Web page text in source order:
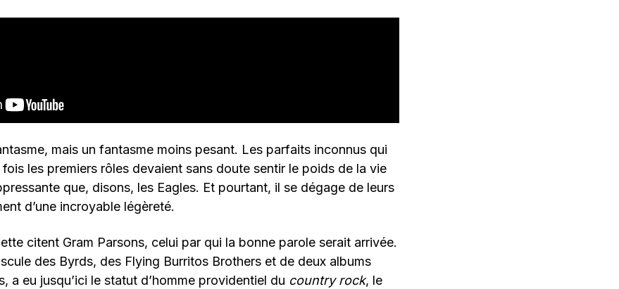
mais un fantasme moins pesant. Les parfaits inconnus qui
les premiers rôles devaient sans doute sentir le poids de la vie
que, disons, les Eagles. Et pourtant, il se dégage de leurs
d’une incroyable légèreté.
citent Gram Parsons, celui par qui la bonne parole serait arrivée.
des Byrds, des Flying Burritos Brothers et de deux albums
a eu jusqu’ici le statut d’homme providentiel du country rock, le